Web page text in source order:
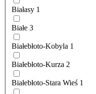
Białasy 1
Białe 3
Białebłoto-Kobyla 1
Białebłoto-Kurza 2
Białebłoto-Stara Wieś 1